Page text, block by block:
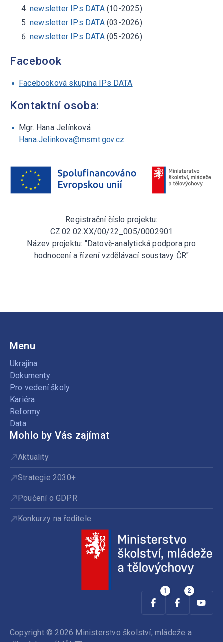
newsletter IPs DATA(10-2025)
newsletter IPs DATA(03-2026)
newsletter IPs DATA(05-2026)
Facebook
Facebooková skupina IPs DATA
Kontaktní osoba:
Mgr. Hana Jelínková
Hana.Jelinkova@msmt.gov.cz
Registrační číslo projektu:
CZ.02.02.XX/00/22_005/0002901
Název projektu: "Datově-analytická podpora pro
hodnocení a řízení vzdělávací soustavy ČR"
Menu
Ukrajina
Dokumenty
Pro vedení školy
Kariéra
Reformy
Data
Mohlo by Vás zajímat
Aktuality
Strategie 2030+
Poučení o GDPR
Konkurzy na ředitele
Copyright © 2026 Ministerstvo školství, mládeže a